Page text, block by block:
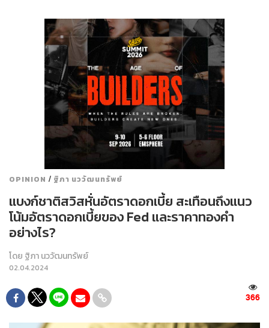
OPINION / ฐิภา นววัฒนทรัพย์
แบงก์ชาติสวิสหั่นอัตราดอกเบี้ย สะเทือนถึงแนว
โน้มอัตราดอกเบี้ยของ Fed และราคาทองคำ
อย่างไร?
โดย ฐิภา นววัฒนทรัพย์
02.04.2024
366